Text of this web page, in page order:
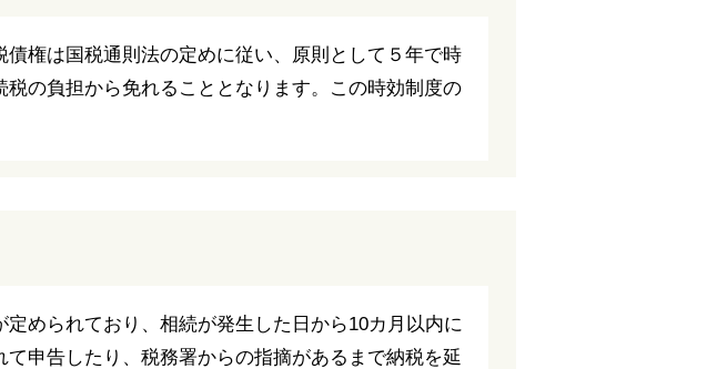
権は国税通則法の定めに従い、原則として５年で時
の負担から免れることとなります。この時効制度の
められており、相続が発生した日から10カ月以内に
申告したり、税務署からの指摘があるまで納税を延